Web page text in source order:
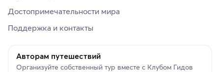
Достопримечательности мира
Поддержка и контакты
Авторам путешествий
Организуйте собственный тур вместе с Клубом Гидов